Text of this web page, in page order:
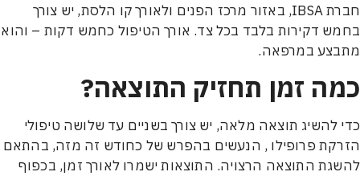
חברת IBSA, באזור מרכז הפנים ולאורך קו הלסת, יש צורך
דקירות בלבד בכל צד. אורך הטיפול כחמש דקות – והוא
במרפאה.
זמן תחזיק התוצאה?
תוצאה מלאה, יש צורך בשניים עד שלושה טיפולי
פרופילו , הנעשים בהפרש של כחודש זה מזה, בהתאם
התוצאה הרצויה. התוצאות ישמרו לאורך זמן, בכפוף